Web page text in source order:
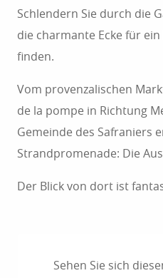
Schlendern Sie durch die
die charmante Ecke für
finden.
Vom provenzalischen
de la pompe in Richtung
Gemeinde des Safraniers
Strandpromenade: Die
Der Blick von dort ist
Sehen Sie sich